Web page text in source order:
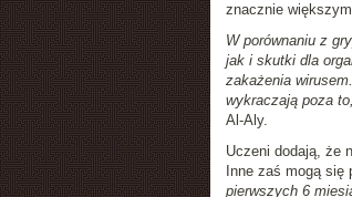
znacznie
W porównaniu z
jak i skutki dla
zakażenia
wykraczają poza
Al-Aly.
Uczeni dodają, że
Inne zaś mogą się
pierwszych 6